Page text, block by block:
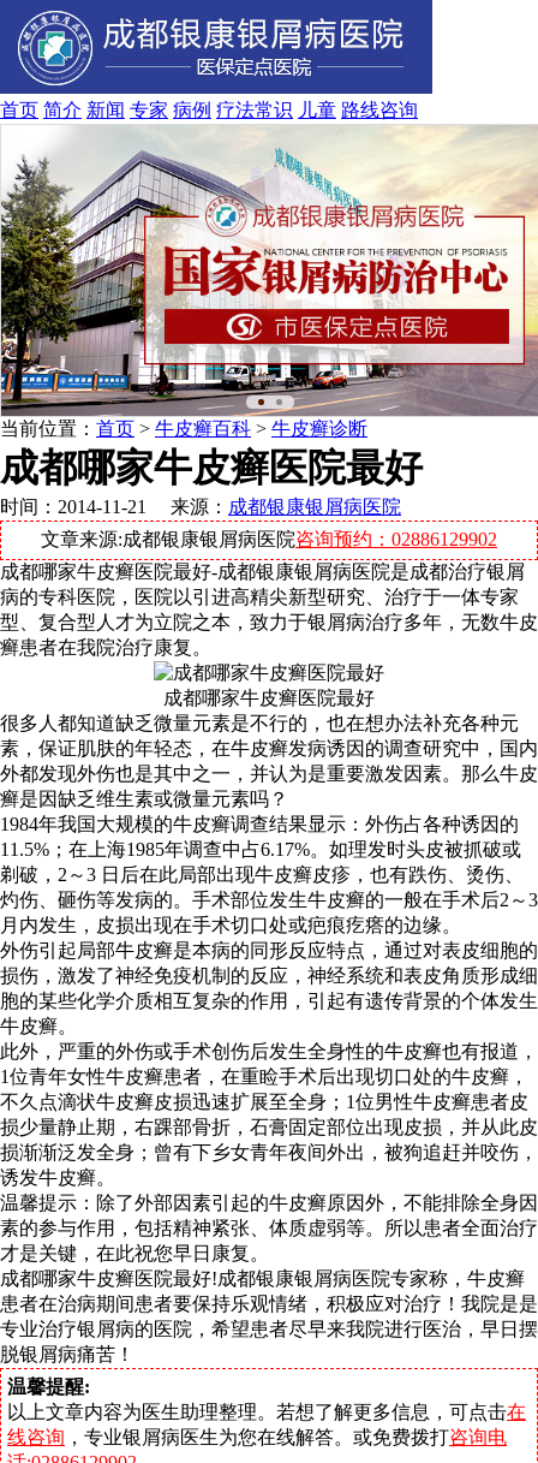
首页 简介 新闻 专家 病例 疗法常识 儿童 路线咨询
当前位置： 首页 > 牛皮癣百科 > 牛皮癣诊断
成都哪家牛皮癣医院最好
时间：2014-11-21 来源： 成都银康银屑病医院
文章来源:成都银康银屑病医院咨询预约：02886129902
成都哪家牛皮癣医院最好-成都银康银屑病医院是成都治疗银屑
病的专科医院，医院以引进高精尖新型研究、治疗于一体专家
型、复合型人才为立院之本，致力于银屑病治疗多年，无数牛皮
癣患者在我院治疗康复。
成都哪家牛皮癣医院最好
很多人都知道缺乏微量元素是不行的，也在想办法补充各种元
素，保证肌肤的年轻态，在牛皮癣发病诱因的调查研究中，国内
外都发现外伤也是其中之一，并认为是重要激发因素。那么牛皮
癣是因缺乏维生素或微量元素吗？
1984年我国大规模的牛皮癣调查结果显示：外伤占各种诱因的
11.5%；在上海1985年调查中占6.17%。如理发时头皮被抓破或
剃破，2～3 日后在此局部出现牛皮癣皮疹，也有跌伤、烫伤、
灼伤、砸伤等发病的。手术部位发生牛皮癣的一般在手术后2～3
月内发生，皮损出现在手术切口处或疤痕疙瘩的边缘。
外伤引起局部牛皮癣是本病的同形反应特点，通过对表皮细胞的
损伤，激发了神经免疫机制的反应，神经系统和表皮角质形成细
胞的某些化学介质相互复杂的作用，引起有遗传背景的个体发生
牛皮癣。
此外，严重的外伤或手术创伤后发生全身性的牛皮癣也有报道，
1位青年女性牛皮癣患者，在重睑手术后出现切口处的牛皮癣，
不久点滴状牛皮癣皮损迅速扩展至全身；1位男性牛皮癣患者皮
损少量静止期，右踝部骨折，石膏固定部位出现皮损，并从此皮
损渐渐泛发全身；曾有下乡女青年夜间外出，被狗追赶并咬伤，
诱发牛皮癣。
温馨提示：除了外部因素引起的牛皮癣原因外，不能排除全身因
素的参与作用，包括精神紧张、体质虚弱等。所以患者全面治疗
才是关键，在此祝您早日康复。
成都哪家牛皮癣医院最好!成都银康银屑病医院专家称，牛皮癣
患者在治病期间患者要保持乐观情绪，积极应对治疗！我院是是
专业治疗银屑病的医院，希望患者尽早来我院进行医治，早日摆
脱银屑病痛苦！
温馨提醒:
以上文章内容为医生助理整理。若想了解更多信息，可点击在
线咨询 ，专业银屑病医生为您在线解答。或免费拨打咨询电